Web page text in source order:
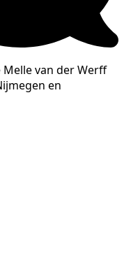
Melle van der Werff
en